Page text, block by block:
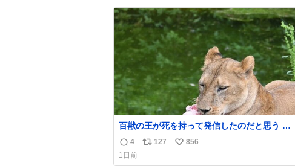
数
ス
ト
数
ね
数
百獣の王が死を持って発信したのだと思う 高
温多湿が尋常でない日本の夏 どうか早急に飼
育の環境を見直して 動物の命を護ってくださ
い…と 治療中のライオンが助かりますように
返
信
4
リ
127
い
856
1日前